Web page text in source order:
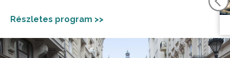
Részletes program >>